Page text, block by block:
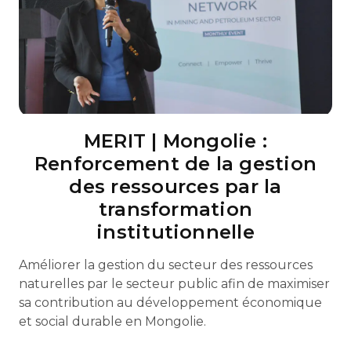
MERIT | Mongolie :
Renforcement de la gestion
des ressources par la
transformation
institutionnelle
Améliorer la gestion du secteur des ressources
naturelles par le secteur public afin de maximiser
sa contribution au développement économique
et social durable en Mongolie.